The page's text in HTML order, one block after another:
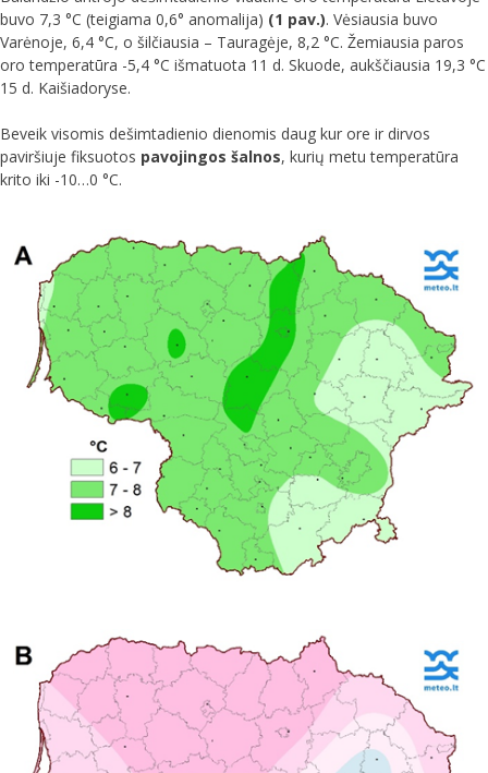
buvo 7,3 °C (teigiama 0,6° anomalija) (1 pav.). Vėsiausia buvo
Varėnoje, 6,4 °C, o šilčiausia – Tauragėje, 8,2 °C. Žemiausia paros
oro temperatūra -5,4 °C išmatuota 11 d. Skuode, aukščiausia 19,3 °C
15 d. Kaišiadoryse.
Beveik visomis dešimtadienio dienomis daug kur ore ir dirvos
paviršiuje fiksuotos pavojingos šalnos, kurių metu temperatūra
krito iki -10…0 °C.